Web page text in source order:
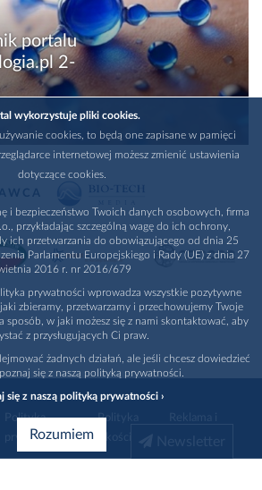
portalu
2-
Polityka
prywatności
Polityka
wykorzystuje pliki cookies.
cookies, to będą one zapisane w pamięci
internetowej możesz zmienić ustawienia
dotyczące cookies.
i bezpieczeństwo Twoich danych osobowych, firma
przykładając szczególną wagę do ich ochrony,
ich przetwarzania do obowiązującego od dnia 25
Parlamentu Europejskiego i Rady (UE) z dnia 27
2016 r. nr 2016/679
prywatności wprowadza wszystkie pozytywne
zbieramy, przetwarzamy i przechowujemy Twoje
sposób, w jaki możesz się z nami skontaktować, aby
z przysługujących Ci praw.
żadnych działań, ale jeśli chcesz dowiedzieć
się z naszą polityką prywatności.
się z naszą polityką prywatności ›
Rozumiem